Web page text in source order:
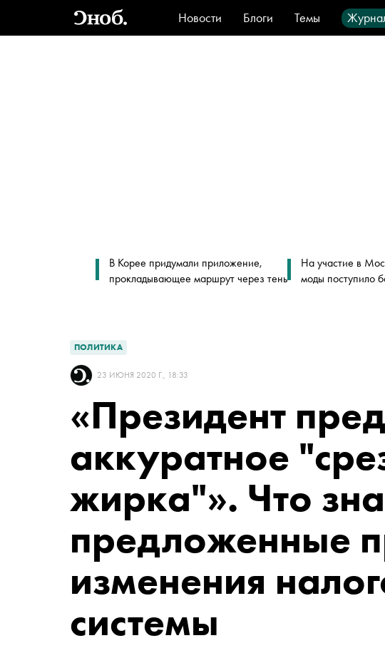
Новости Блоги Темы
Стиль
Видео
В Корее придумали приложение,
прокладывающее маршрут через тень
На участие в
моды поступило
ПОЛИТИКА
23 ИЮНЯ 2020 Г., 18:33
«Президент
аккуратное
жирка"». Что
предложенные
изменения
системы